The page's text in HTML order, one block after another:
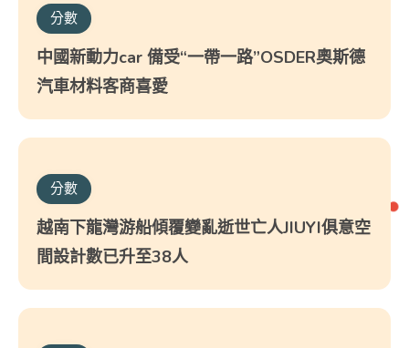
分數
中國新動力car 備受“一帶一路”OSDER奧斯德
汽車材料客商喜愛
分數
越南下龍灣游船傾覆變亂逝世亡人JIUYI俱意空
間設計數已升至38人